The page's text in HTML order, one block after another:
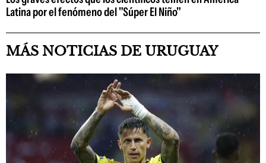
Latina por el fenómeno del "Súper El Niño"
MÁS NOTICIAS DE URUGUAY